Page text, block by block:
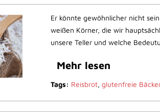
Er könnte gewöhnlicher nicht
weißen Körner, die wir
unsere Teller und welche
Mehr lesen
Tags: Reisbrot,glutenfreie